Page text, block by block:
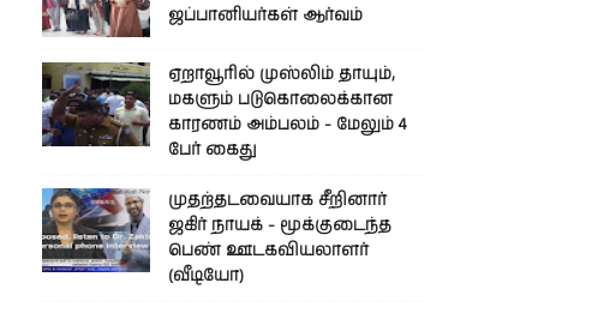
ஜப்பானியர்கள் ஆர்வம்
ஏறாவூரில் முஸ்லிம் தாயும்,
மகளும் படுகொலைக்கான
காரணம் அம்பலம் - மேலும் 4
பேர் கைது
முதற்தடவையாக சீறினார்
ஜகிர் நாயக் - மூக்குடைந்த
பெண் ஊடகவியலாளர்
(வீடியோ)